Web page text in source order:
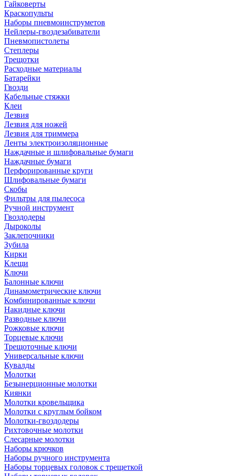
Гайковерты
Краскопульты
Наборы пневмоинструметов
Нейлеры-гвоздезабиватели
Пневмопистолеты
Степлеры
Трещотки
Расходные материалы
Батарейки
Гвозди
Кабельные стяжки
Клеи
Лезвия
Лезвия для ножей
Лезвия для триммера
Ленты электроизоляционные
Наждачные и шлифовальные бумаги
Наждачные бумаги
Перфорированные круги
Шлифовальные бумаги
Скобы
Фильтры для пылесоса
Ручной инструмент
Гвоздодеры
Дыроколы
Заклепочники
Зубила
Кирки
Клещи
Ключи
Балонные ключи
Динамометрические ключи
Комбинированные ключи
Накидные ключи
Разводные ключи
Рожковые ключи
Торцевые ключи
Трещоточные ключи
Универсальные ключи
Кувалды
Молотки
Безынерционные молотки
Киянки
Молотки кровельщика
Молотки с круглым бойком
Молотки-гвоздодеры
Рихтовочные молотки
Слесарные молотки
Наборы крючков
Наборы ручного инструмента
Наборы торцевых головок с трещеткой